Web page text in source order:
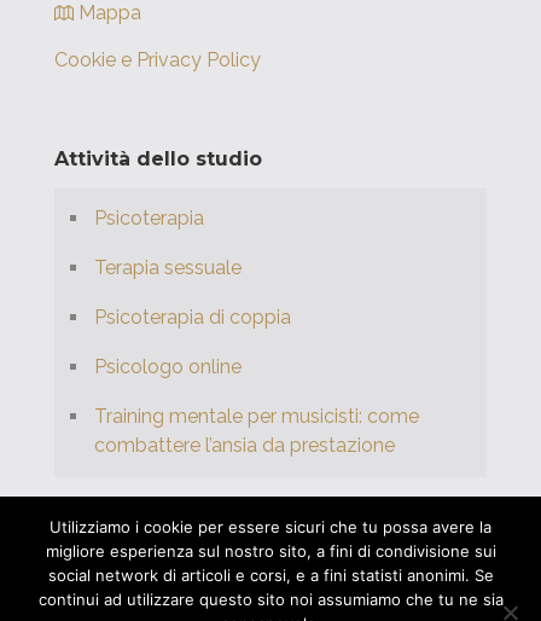
Mappa
Cookie e Privacy Policy
Attività dello studio
Psicoterapia
Terapia sessuale
Psicoterapia di coppia
Psicologo online
Training mentale per musicisti: come
combattere l’ansia da prestazione
© 2026 Studio Psicologia Rizzi. | P.IVA:
04315560286 | Powered bytiltGrafiche.it|
Utilizziamo i cookie per essere sicuri che tu possa avere la
migliore esperienza sul nostro sito, a fini di condivisione sui
social network di articoli e corsi, e a fini statisti anonimi. Se
continui ad utilizzare questo sito noi assumiamo che tu ne sia